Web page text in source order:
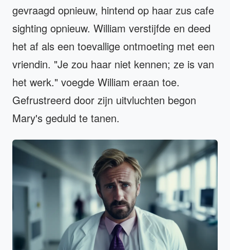
gevraagd opnieuw, hintend op haar zus cafe
sighting opnieuw. William verstijfde en deed
het af als een toevallige ontmoeting met een
vriendin. "Je zou haar niet kennen; ze is van
het werk." voegde William eraan toe.
Gefrustreerd door zijn uitvluchten begon
Mary's geduld te tanen.